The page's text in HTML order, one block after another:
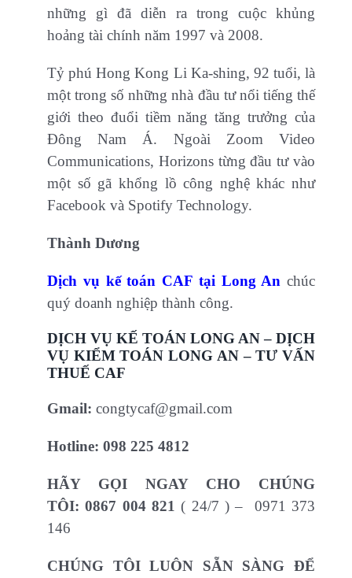
những gì đã diễn ra trong cuộc khủng
hoảng tài chính năm 1997 và 2008.
Tỷ phú Hong Kong Li Ka-shing, 92 tuổi, là
một trong số những nhà đầu tư nổi tiếng thế
giới theo đuổi tiềm năng tăng trưởng của
Đông Nam Á. Ngoài Zoom Video
Communications, Horizons từng đầu tư vào
một số gã khổng lồ công nghệ khác như
Facebook và Spotify Technology.
Thành Dương
Dịch vụ kế toán CAF tại Long An chúc
quý doanh nghiệp thành công.
DỊCH VỤ KẾ TOÁN LONG AN – DỊCH
VỤ KIỂM TOÁN LONG AN – TƯ VẤN
THUẾ CAF
Gmail: congtycaf@gmail.com
Hotline: 098 225 4812
HÃY GỌI NGAY CHO CHÚNG
TÔI: 0867 004 821( 24/7 ) – 0971 373
146
CHÚNG TÔI LUÔN SẴN SÀNG ĐỂ